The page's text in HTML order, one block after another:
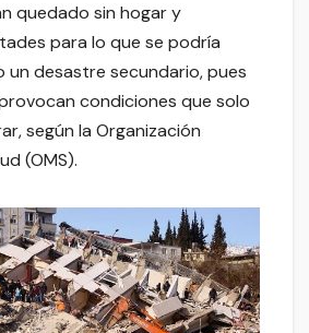
quedado sin hogar y
para lo que se podría
un desastre secundario, pues
condiciones que solo
según la Organización
(OMS).